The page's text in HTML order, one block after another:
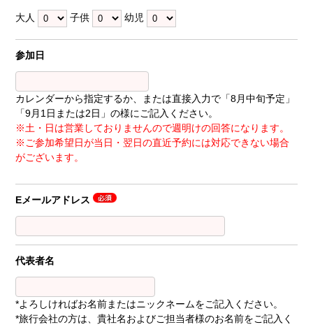
大人 子供 幼児
参加日
カレンダーから指定するか、または直接入力で「8月中旬予定」
「9月1日または2日」の様にご記入ください。
※土・日は営業しておりませんので週明けの回答になります。
※ご参加希望日が当日・翌日の直近予約には対応できない場合
がございます。
Eメールアドレス
代表者名
*よろしければお名前またはニックネームをご記入ください。
*旅行会社の方は、貴社名およびご担当者様のお名前をご記入く